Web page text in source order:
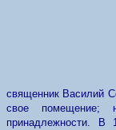
священник Василий
свое помещение;
принадлежности. В